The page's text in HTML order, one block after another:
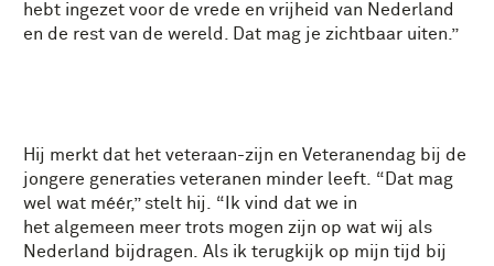
hebt ingezet voor de vrede en vrijheid van Nederland
en de rest van de wereld. Dat mag je zichtbaar uiten.”
Hij merkt dat het veteraan-zijn en Veteranendag bij de
jongere generaties veteranen minder leeft. “ Dat mag
wel wat méér,” stelt hij. “ Ik vind dat we in
het algemeen meer trots mogen zijn op wat wij als
Nederland bijdragen. Als ik terugkijk op mijn tijd bij